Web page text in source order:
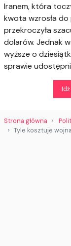
Iranem, która
kwota wzrosła
przekroczyła
dolarów. Jednak
wyższe o
sprawie
Strona główna
Tyle kosztuje